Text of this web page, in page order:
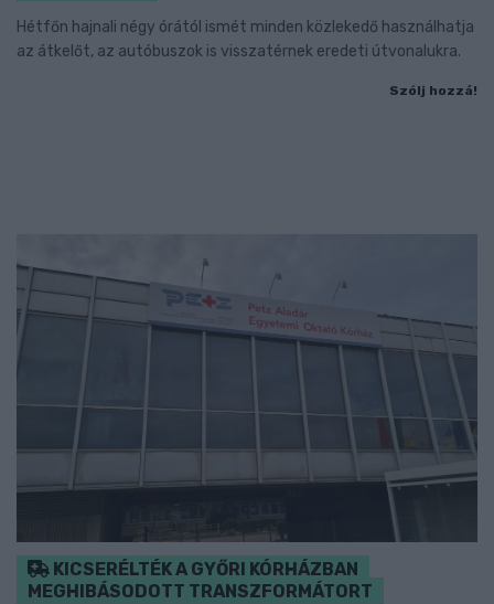
Hétfőn hajnali négy órától ismét minden közlekedő használhatja
az átkelőt, az autóbuszok is visszatérnek eredeti útvonalukra.
Szólj hozzá!
KICSERÉLTÉK A GYŐRI KÓRHÁZBAN
MEGHIBÁSODOTT TRANSZFORMÁTORT